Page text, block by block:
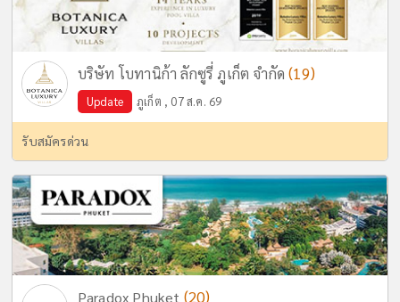
บริษัท โบทานิก้า ลักซูรี่ ภูเก็ต จำกัด(19)
Update ภูเก็ต , 07 ส.ค. 69
รับสมัครด่วน
Paradox Phuket (20)